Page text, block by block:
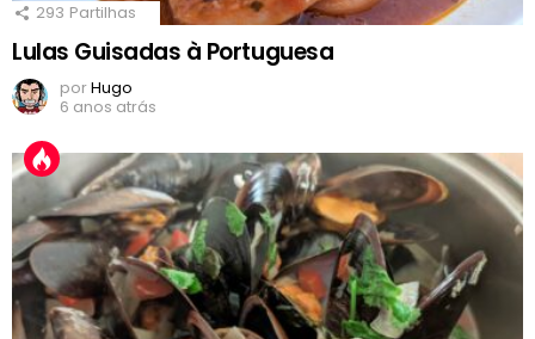
293 Partilhas
Lulas Guisadas à Portuguesa
porHugo
6 anos atrás